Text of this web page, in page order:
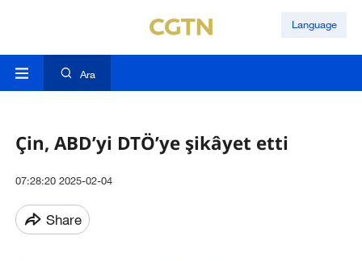
Language
Ara
Çin, ABD’yi DTÖ’ye şikâyet etti
07:28:20 2025-02-04
Share